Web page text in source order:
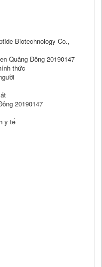
Biotechnology Co.,
Quảng Đông 20190147
thức
20190147
y tế